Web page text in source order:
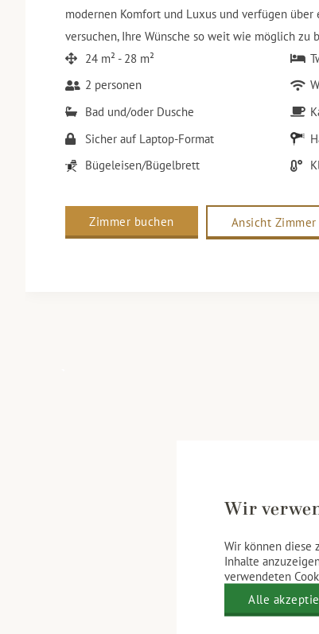
modernen Komfort und Luxus und verfügen
versuchen, Ihre Wünsche so weit wie möglich zu
24 m² - 28 m²
2 personen
Bad und/oder Dusche
Sicher auf Laptop-Format
Bügeleisen/Bügelbrett
Zimmer buchen Ansicht Zimmer
Wir
Wir können diese
Inhalte
verwendeten
Alle